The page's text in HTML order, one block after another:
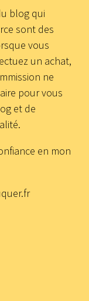
blog qui
sont des
vous
un achat,
ne
pour vous
et de
en mon